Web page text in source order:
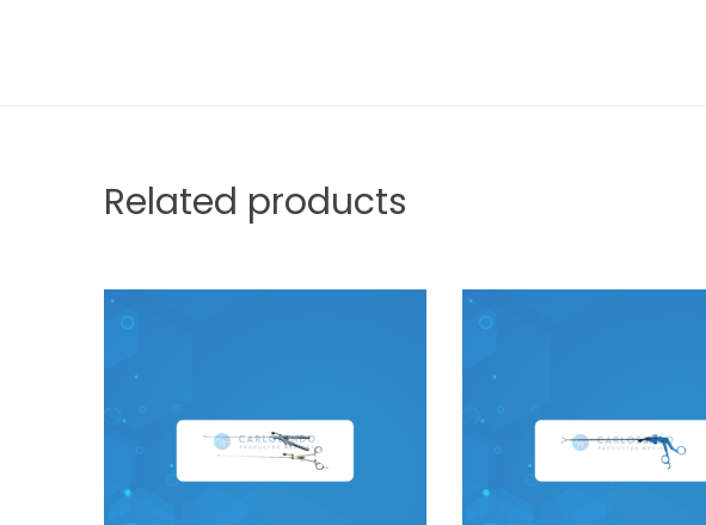
Related products